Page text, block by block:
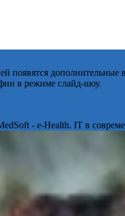
появятся
в режиме слайд-шоу.
- e-Health. IT в